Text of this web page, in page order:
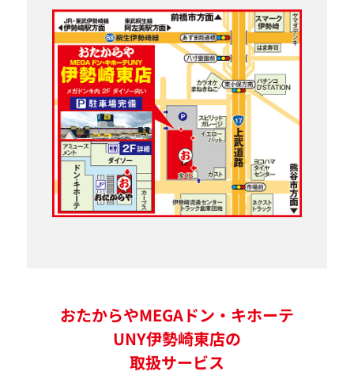
おたからやMEGAドン・キホーテ
UNY伊勢崎東店の
取扱サービス